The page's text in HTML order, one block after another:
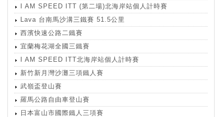
I AM SPEED ITT (第二場)北海岸站個人計時賽
Lava 台南馬沙溝三鐵賽 51.5公里
西濱快速公路二鐵賽
宜蘭梅花湖全國三鐵賽
I AM SPEED ITT北海岸站個人計時賽
新竹新月灣沙灘三項鐵人賽
武嶺盃登山賽
羅馬公路自由車登山賽
日本富山市國際鐵人三項賽